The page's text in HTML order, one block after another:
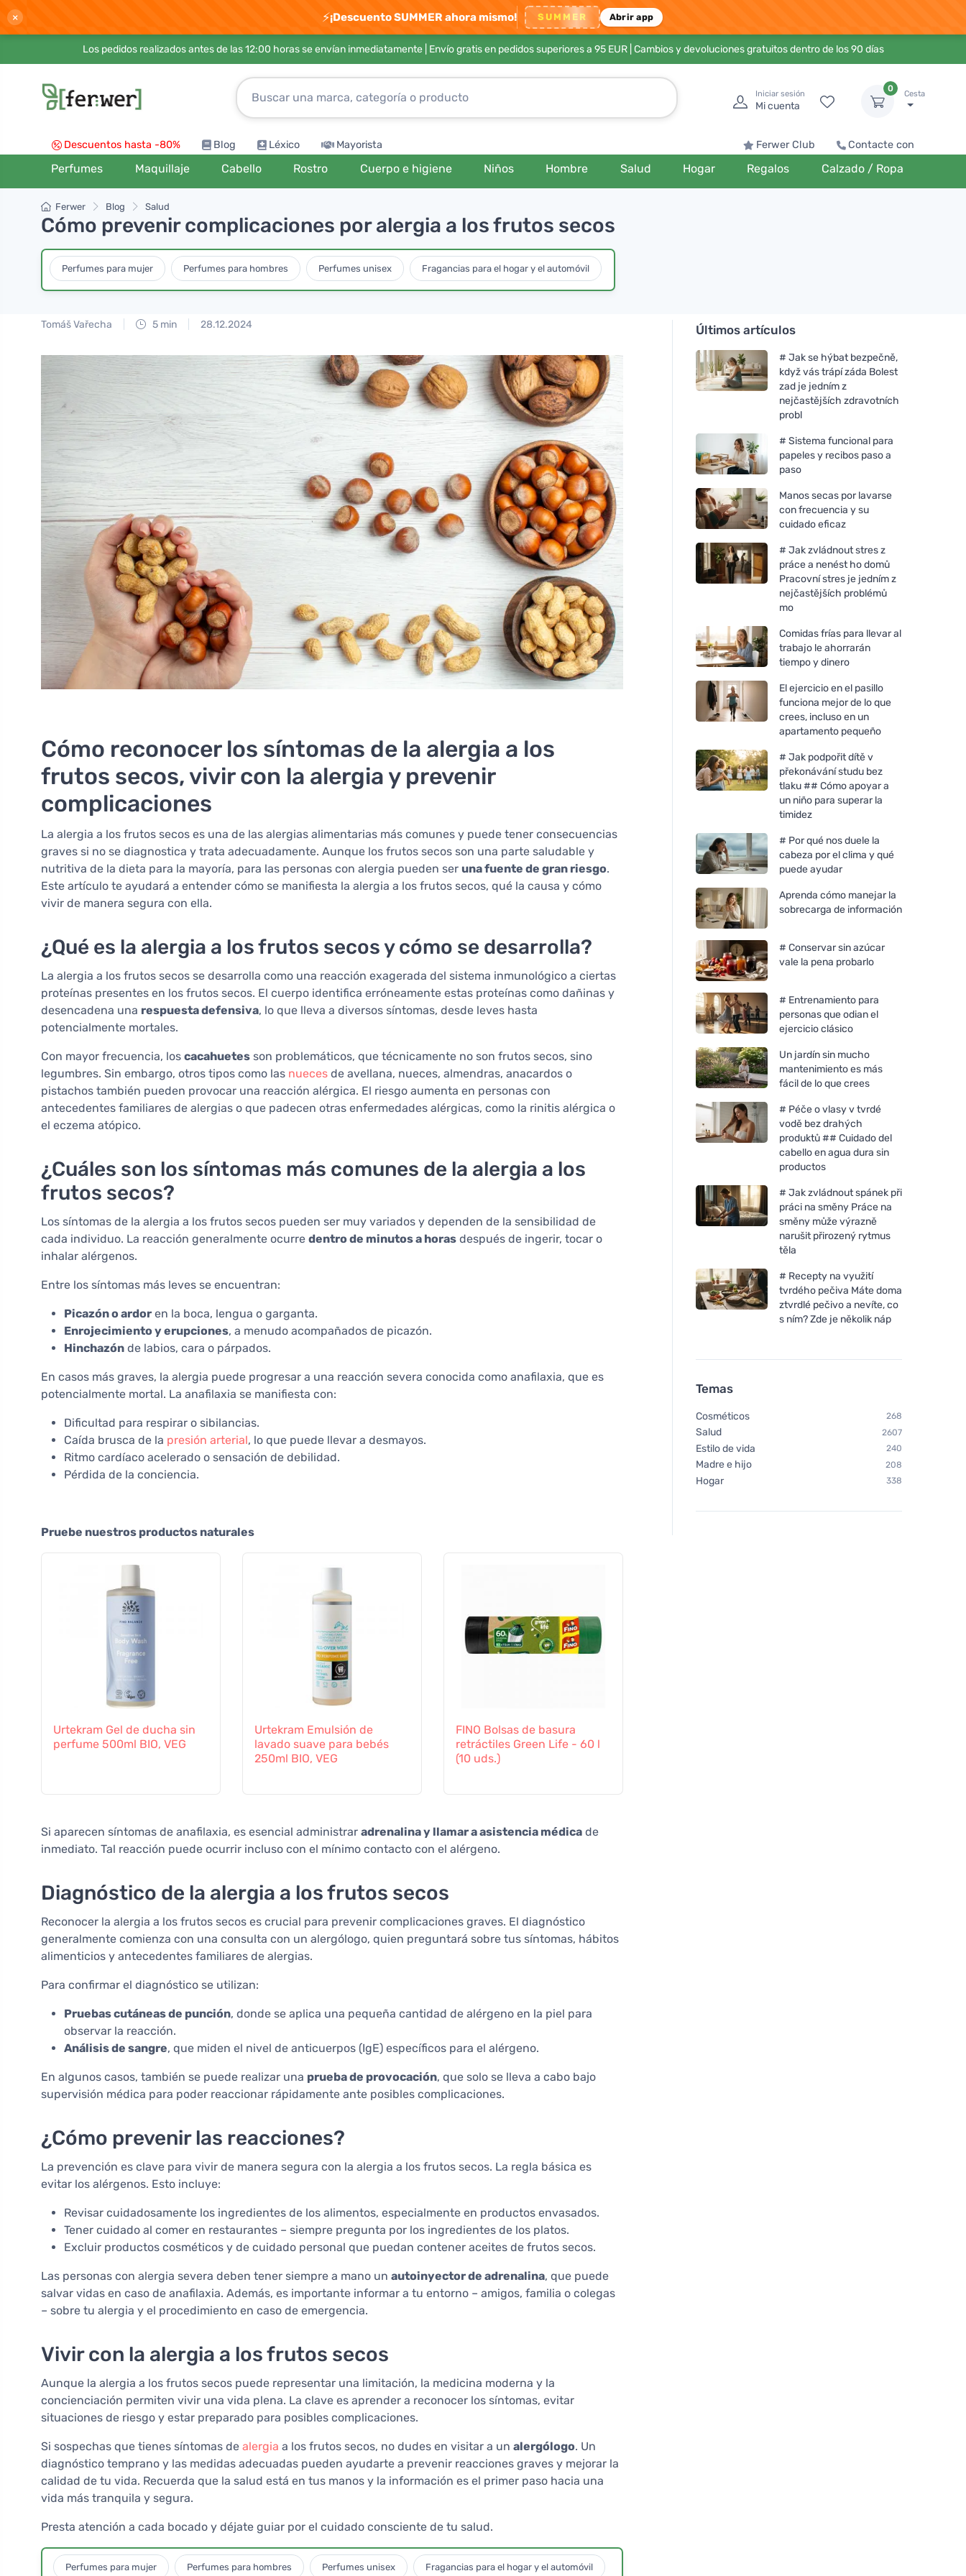
× ⚡¡Descuento SUMMER ahora mismo! SUMMER Abrir app
Los pedidos realizados antes de las 12:00 horas se envían inmediatamente | Envío gratis en pedidos superiores a 95 EUR| Cambios y devoluciones gratuitos dentro de los 90 días
Iniciar sesión
Mi cuenta
0
Cesta
Descuentos hasta -80% Blog Léxico Mayorista Ferwer Club Contacte con
Perfumes Maquillaje Cabello Rostro Cuerpo e higiene Niños Hombre Salud Hogar Regalos Calzado / Ropa
Ferwer Blog Salud
Cómo prevenir complicaciones por alergia a los frutos secos
Perfumes para mujer Perfumes para hombres Perfumes unisex Fragancias para el hogar y el automóvil
Tomáš Vařecha 5 min 28.12.2024
Cómo reconocer los síntomas de la alergia a los
frutos secos, vivir con la alergia y prevenir
complicaciones
La alergia a los frutos secos es una de las alergias alimentarias más comunes y puede tener consecuencias
graves si no se diagnostica y trata adecuadamente. Aunque los frutos secos son una parte saludable y
nutritiva de la dieta para la mayoría, para las personas con alergia pueden ser una fuente de gran riesgo.
Este artículo te ayudará a entender cómo se manifiesta la alergia a los frutos secos, qué la causa y cómo
vivir de manera segura con ella.
¿Qué es la alergia a los frutos secos y cómo se desarrolla?
La alergia a los frutos secos se desarrolla como una reacción exagerada del sistema inmunológico a ciertas
proteínas presentes en los frutos secos. El cuerpo identifica erróneamente estas proteínas como dañinas y
desencadena una respuesta defensiva, lo que lleva a diversos síntomas, desde leves hasta
potencialmente mortales.
Con mayor frecuencia, los cacahuetes son problemáticos, que técnicamente no son frutos secos, sino
legumbres. Sin embargo, otros tipos como las nueces de avellana, nueces, almendras, anacardos o
pistachos también pueden provocar una reacción alérgica. El riesgo aumenta en personas con
antecedentes familiares de alergias o que padecen otras enfermedades alérgicas, como la rinitis alérgica o
el eczema atópico.
¿Cuáles son los síntomas más comunes de la alergia a los
frutos secos?
Los síntomas de la alergia a los frutos secos pueden ser muy variados y dependen de la sensibilidad de
cada individuo. La reacción generalmente ocurre dentro de minutos a horas después de ingerir, tocar o
inhalar alérgenos.
Entre los síntomas más leves se encuentran:
Picazón o ardor en la boca, lengua o garganta.
Enrojecimiento y erupciones, a menudo acompañados de picazón.
Hinchazón de labios, cara o párpados.
En casos más graves, la alergia puede progresar a una reacción severa conocida como anafilaxia, que es
potencialmente mortal. La anafilaxia se manifiesta con:
Dificultad para respirar o sibilancias.
Caída brusca de la presión arterial, lo que puede llevar a desmayos.
Ritmo cardíaco acelerado o sensación de debilidad.
Pérdida de la conciencia.
Pruebe nuestros productos naturales
Urtekram Gel de ducha sin
perfume 500ml BIO, VEG
Urtekram Emulsión de
lavado suave para bebés
250ml BIO, VEG
FINO Bolsas de basura
retráctiles Green Life - 60 l
(10 uds.)
Si aparecen síntomas de anafilaxia, es esencial administrar adrenalina y llamar a asistencia médica de
inmediato. Tal reacción puede ocurrir incluso con el mínimo contacto con el alérgeno.
Diagnóstico de la alergia a los frutos secos
Reconocer la alergia a los frutos secos es crucial para prevenir complicaciones graves. El diagnóstico
generalmente comienza con una consulta con un alergólogo, quien preguntará sobre tus síntomas, hábitos
alimenticios y antecedentes familiares de alergias.
Para confirmar el diagnóstico se utilizan:
Pruebas cutáneas de punción, donde se aplica una pequeña cantidad de alérgeno en la piel para
observar la reacción.
Análisis de sangre, que miden el nivel de anticuerpos (IgE) específicos para el alérgeno.
En algunos casos, también se puede realizar una prueba de provocación, que solo se lleva a cabo bajo
supervisión médica para poder reaccionar rápidamente ante posibles complicaciones.
¿Cómo prevenir las reacciones?
La prevención es clave para vivir de manera segura con la alergia a los frutos secos. La regla básica es
evitar los alérgenos. Esto incluye:
Revisar cuidadosamente los ingredientes de los alimentos, especialmente en productos envasados.
Tener cuidado al comer en restaurantes – siempre pregunta por los ingredientes de los platos.
Excluir productos cosméticos y de cuidado personal que puedan contener aceites de frutos secos.
Las personas con alergia severa deben tener siempre a mano un autoinyector de adrenalina, que puede
salvar vidas en caso de anafilaxia. Además, es importante informar a tu entorno – amigos, familia o colegas
– sobre tu alergia y el procedimiento en caso de emergencia.
Vivir con la alergia a los frutos secos
Aunque la alergia a los frutos secos puede representar una limitación, la medicina moderna y la
concienciación permiten vivir una vida plena. La clave es aprender a reconocer los síntomas, evitar
situaciones de riesgo y estar preparado para posibles complicaciones.
Si sospechas que tienes síntomas de alergia a los frutos secos, no dudes en visitar a un alergólogo. Un
diagnóstico temprano y las medidas adecuadas pueden ayudarte a prevenir reacciones graves y mejorar la
calidad de tu vida. Recuerda que la salud está en tus manos y la información es el primer paso hacia una
vida más tranquila y segura.
Presta atención a cada bocado y déjate guiar por el cuidado consciente de tu salud.
Perfumes para mujer Perfumes para hombres Perfumes unisex Fragancias para el hogar y el automóvil
Últimos artículos
# Jak se hýbat bezpečně,
když vás trápí záda Bolest
zad je jedním z
nejčastějších zdravotních
probl
# Sistema funcional para
papeles y recibos paso a
paso
Manos secas por lavarse
con frecuencia y su
cuidado eficaz
# Jak zvládnout stres z
práce a nenést ho domů
Pracovní stres je jedním z
nejčastějších problémů
mo
Comidas frías para llevar al
trabajo le ahorrarán
tiempo y dinero
El ejercicio en el pasillo
funciona mejor de lo que
crees, incluso en un
apartamento pequeño
# Jak podpořit dítě v
překonávání studu bez
tlaku ## Cómo apoyar a
un niño para superar la
timidez
# Por qué nos duele la
cabeza por el clima y qué
puede ayudar
Aprenda cómo manejar la
sobrecarga de información
# Conservar sin azúcar
vale la pena probarlo
# Entrenamiento para
personas que odian el
ejercicio clásico
Un jardín sin mucho
mantenimiento es más
fácil de lo que crees
# Péče o vlasy v tvrdé
vodě bez drahých
produktů ## Cuidado del
cabello en agua dura sin
productos
# Jak zvládnout spánek při
práci na směny Práce na
směny může výrazně
narušit přirozený rytmus
těla
# Recepty na využití
tvrdého pečiva Máte doma
ztvrdlé pečivo a nevíte, co
s ním? Zde je několik náp
Temas
Cosméticos 268
Salud 2607
Estilo de vida 240
Madre e hijo 208
Hogar 338